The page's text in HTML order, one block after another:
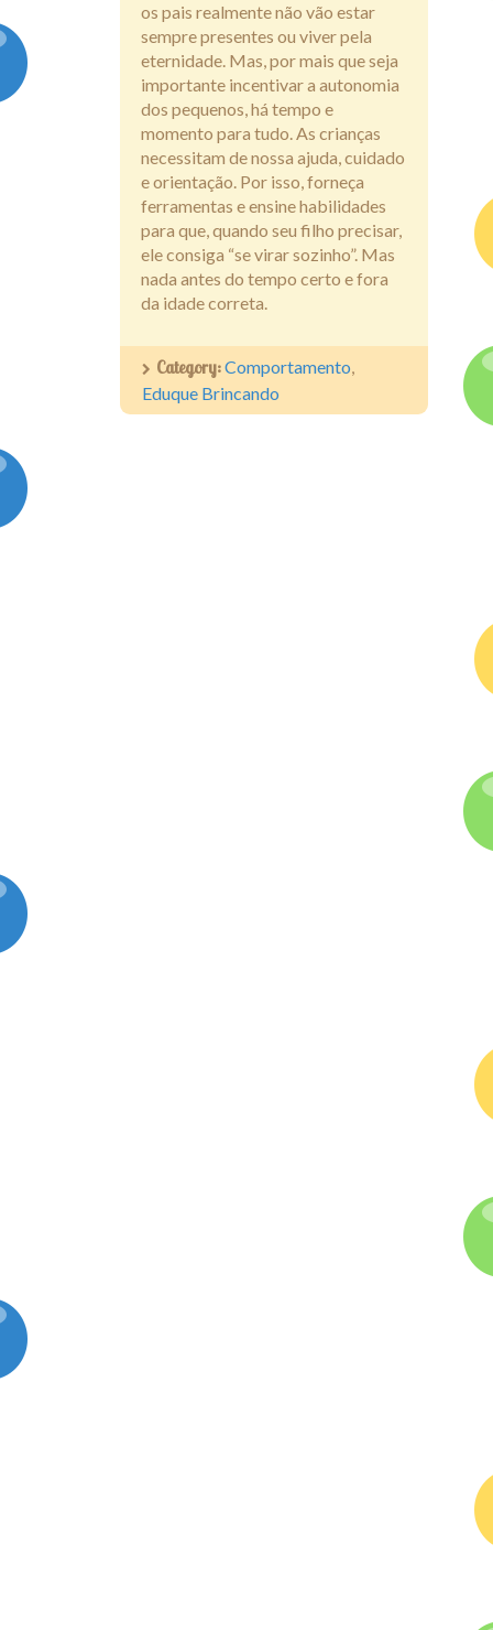
os pais realmente não vão estar
sempre presentes ou viver pela
eternidade. Mas, por mais que seja
importante incentivar a autonomia
dos pequenos, há tempo e
momento para tudo. As crianças
necessitam de nossa ajuda, cuidado
e orientação. Por isso, forneça
ferramentas e ensine habilidades
para que, quando seu filho precisar,
ele consiga “se virar sozinho”. Mas
nada antes do tempo certo e fora
da idade correta.
Category:Comportamento,
Eduque Brincando